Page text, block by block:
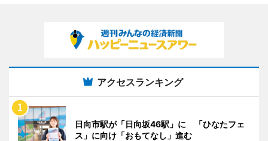
アクセスランキング
日向市駅が「日向坂46駅」に 「ひなたフェ
ス」に向け「おもてなし」進む